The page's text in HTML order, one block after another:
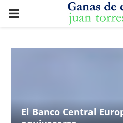
PRIMARY
El Banco Central